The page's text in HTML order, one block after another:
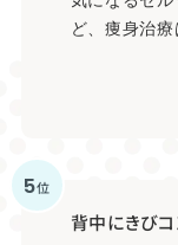
ど、痩身治療
5位
背中にきび